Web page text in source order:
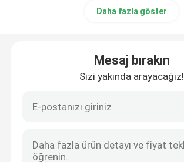
DC Fırçasız Motor Kontrol Cihazı
Daha fazla göster
Mesaj bırakın
Sizi yakında arayacağız!